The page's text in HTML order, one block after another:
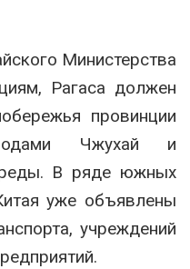
Министерства
Рагаса должен
провинции
Чжухай и
В ряде южных
уже объявлены
учреждений